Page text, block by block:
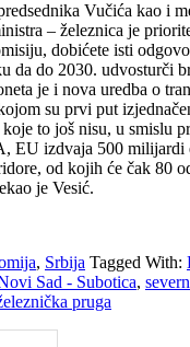
Vučića kao i
– železnica je
dobićete isti
da do 2030. udvosturči
je i nova uredba o
su prvi put
to još nisu, u smislu
EU izdvaja 500 milijardi
od kojih će čak 80
je Vesić.
, Srbija Tagged With:
Sad - Subotica,
pruga